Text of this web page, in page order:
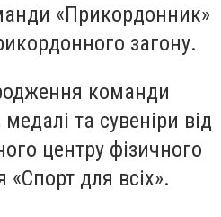
«Прикордонник»
загону.
команди
та сувеніри від
центру фізичного
«Спорт для всіх».